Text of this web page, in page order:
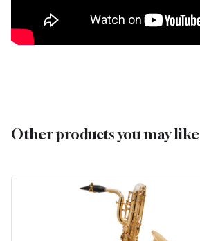
Other products you may like